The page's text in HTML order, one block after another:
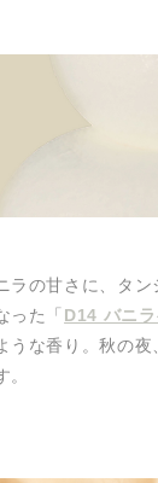
ラの甘さに、タ
った「D14 バニラ
うな香り。秋の